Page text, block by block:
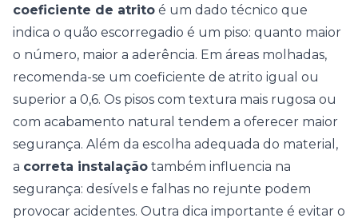
coeficiente de atrito é um dado técnico que
indica o quão escorregadio é um piso: quanto maior
o número, maior a aderência. Em áreas molhadas,
recomenda-se um coeficiente de atrito igual ou
superior a 0,6. Os pisos com textura mais rugosa ou
com acabamento natural tendem a oferecer maior
segurança. Além da escolha adequada do material,
a correta instalação também influencia na
segurança: desívels e falhas no rejunte podem
provocar acidentes. Outra dica importante é evitar o